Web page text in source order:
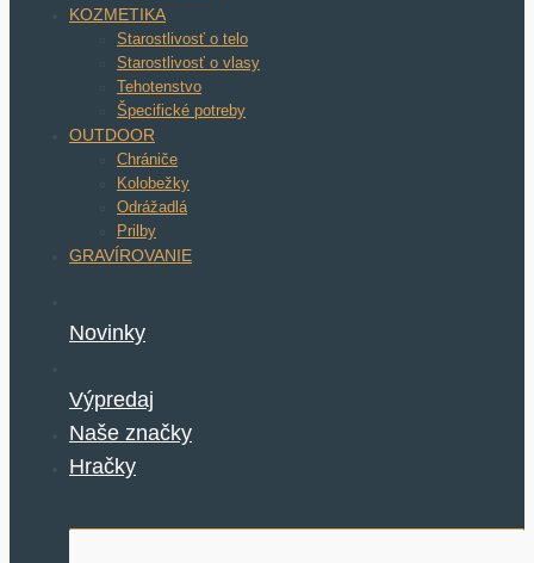
KOZMETIKA
Starostlivosť o telo
Starostlivosť o vlasy
Tehotenstvo
Špecifické potreby
OUTDOOR
Chrániče
Kolobežky
Odrážadlá
Prilby
GRAVÍROVANIE
Novinky
Výpredaj
Naše značky
Hračky